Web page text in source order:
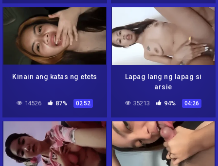
Kinain ang katas ng etets
14526 87% 02:52
Lapag lang ng lapag si
arsie
35213 94% 04:26